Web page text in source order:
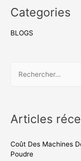
Categories
BLOGS
Articles
Coût Des Machines
Poudre